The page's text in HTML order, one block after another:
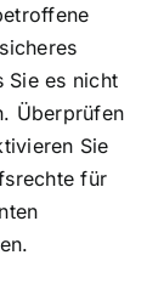
Sie es nicht
Überprüfen
Sie
für